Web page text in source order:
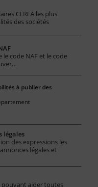
CERFA les plus
des sociétés
code NAF et le code
à publier des
légales
des expressions les
légales et
pouvant aider toutes